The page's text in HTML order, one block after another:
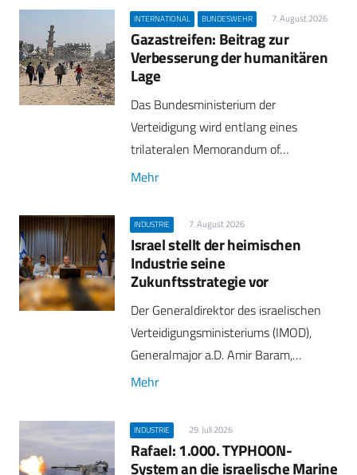
INTERNATIONAL BUNDESWEHR 7. August 2026
Gazastreifen: Beitrag zur
Verbesserung der humanitären
Lage
Das Bundesministerium der
Verteidigung wird entlang eines
trilateralen Memorandum of…
Mehr
INDUSTRIE 7. August 2026
Israel stellt der heimischen
Industrie seine
Zukunftsstrategie vor
Der Generaldirektor des israelischen
Verteidigungsministeriums (IMOD),
Generalmajor a.D. Amir Baram,…
Mehr
INDUSTRIE 29. Juli 2026
Rafael: 1.000. TYPHOON-
System an die israelische Marine